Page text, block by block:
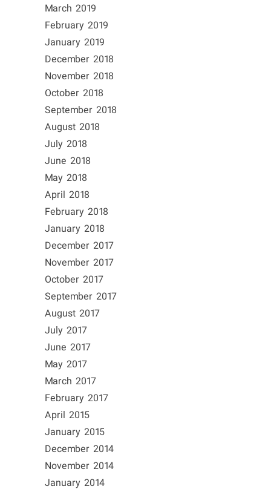
March 2019
February 2019
January 2019
December 2018
November 2018
October 2018
September 2018
August 2018
July 2018
June 2018
May 2018
April 2018
February 2018
January 2018
December 2017
November 2017
October 2017
September 2017
August 2017
July 2017
June 2017
May 2017
March 2017
February 2017
April 2015
January 2015
December 2014
November 2014
January 2014